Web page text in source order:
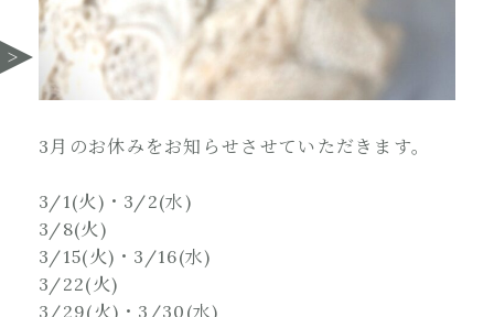
3月のお休みをお知らせさせていただきます。
3/1(火)・3/2(水)
3/8(火)
3/15(火)・3/16(水)
3/22(火)
3/29(火)・3/30(水)